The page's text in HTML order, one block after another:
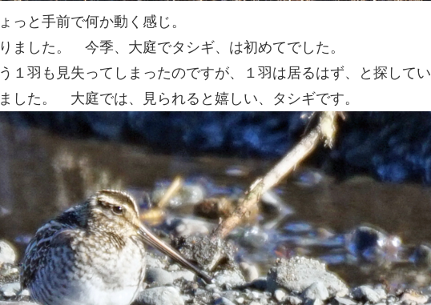
っと手前で何か動く感じ。
ました。 今季、大庭でタシギ、は初めてでした。
１羽も見失ってしまったのですが、１羽は居るはず、と探してい
した。 大庭では、見られると嬉しい、タシギです。